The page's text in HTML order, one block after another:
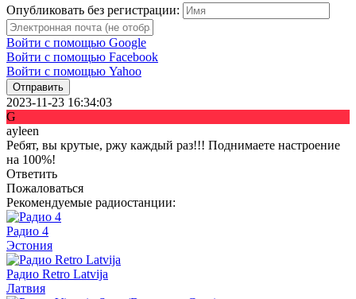
Опубликовать без регистрации:
Войти с помощью Google
Войти с помощью Facebook
Войти с помощью Yahoo
Отправить
2023-11-23 16:34:03
G
ayleen
Ребят, вы крутые, ржу каждый раз!!! Поднимаете настроение
на 100%!
Ответить
Пожаловаться
Рекомендуемые радиостанции:
Радио 4
Эстония
Радио Retro Latvija
Латвия